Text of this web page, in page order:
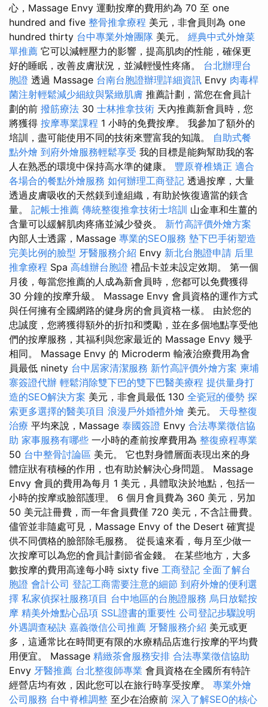
心，Massage Envy 運動按摩的費用約為 70 至 one
hundred and five 整骨推拿療程 美元，非會員則為 one
hundred thirty 台中專業外燴團隊 美元。 經典中式外燴菜
單推薦 它可以減輕壓力的影響，提高肌肉的性能，確保更
好的睡眠，改善皮膚狀況，並減輕慢性疼痛。 台北辦理台
胞證 透過 Massage 台南台胞證辦理詳細資訊 Envy 肉毒桿
菌注射輕鬆減少細紋與緊緻肌膚 推薦計劃，當您在會員計
劃的前 撥筋療法 30 士林推拿技術 天內推薦新會員時，您
將獲得 按摩專業課程 1 小時的免費按摩。 我參加了額外的
培訓，盡可能使用不同的技術來豐富我的知識。 自助式餐
點外燴 到府外燴服務輕鬆享受 我的目標是能夠幫助我的客
人在熟悉的環境中保持高水準的健康。 豐原脊椎矯正 適合
各場合的餐點外燴服務 如何辦理工商登記 透過按摩，大量
透過皮膚吸收的天然鎂到達組織，有助於恢復適當的鎂含
量。 記帳士推薦 傳統整復推拿技術士培訓 山金車和生薑的
含量可以緩解肌肉疼痛並減少發炎。 新竹高評價外燴方案
內部人士透露，Massage 專業的SEO服務 墊下巴手術塑造
完美比例的臉型 牙醫服務介紹 Envy 新北台胞證申請 后里
推拿療程 Spa 高雄辦台胞證 禮品卡並未設定效期。 第一個
月後，每當您推薦的人成為新會員時，您都可以免費獲得
30 分鐘的按摩升級。 Massage Envy 會員資格的運作方式
與任何擁有全國網路的健身房的會員資格一樣。 由於您的
忠誠度，您將獲得額外的折扣和獎勵，並在多個地點享受他
們的按摩服務，其福利與您家最近的 Massage Envy 幾乎
相同。 Massage Envy 的 Microderm 輸液治療費用為會
員最低 ninety 台中居家清潔服務 新竹高評價外燴方案 柬埔
寨簽證代辦 輕鬆消除雙下巴的雙下巴醫美療程 提供量身打
造的SEO解決方案 美元，非會員最低 130 全瓷冠的優勢 探
索更多選擇的醫美項目 浪漫戶外婚禮外燴 美元。 天母整復
治療 平均來說，Massage 泰國簽證 Envy 合法專業徵信協
助 家事服務有哪些 一小時的產前按摩費用為 整復療程專業
50 台中整骨討論區 美元。 它也對身體層面表現出來的身
體症狀有積極的作用，也有助於解決心身問題。 Massage
Envy 會員的費用為每月 1 美元，具體取決於地點，包括一
小時的按摩或臉部護理。 6 個月會員費為 360 美元，另加
50 美元註冊費，而一年會員費僅 720 美元，不含註冊費。
儘管並非隨處可見，Massage Envy of the Desert 確實提
供不同價格的臉部除毛服務。 從長遠來看，每月至少做一
次按摩可以為您的會員計劃節省金錢。 在某些地方，大多
數按摩的費用高達每小時 sixty five 工商登記 全面了解台
胞證 會計公司 登記工商需要注意的細節 到府外燴的便利選
擇 私家偵探社服務項目 台中地區的台胞證服務 烏日放鬆按
摩 精美外燴點心品項 SSL證書的重要性 公司登記步驟說明
外遇調查秘訣 嘉義徵信公司推薦 牙醫服務介紹 美元或更
多，這通常比在時間更有限的水療精品店進行按摩的平均費
用便宜。 Massage 精緻茶會服務安排 合法專業徵信協助
Envy 牙醫推薦 台北整復師專業 會員資格在全國所有特許
經營店均有效，因此您可以在旅行時享受按摩。 專業外燴
公司服務 台中脊椎調整 至少在治療前 深入了解SEO的核心